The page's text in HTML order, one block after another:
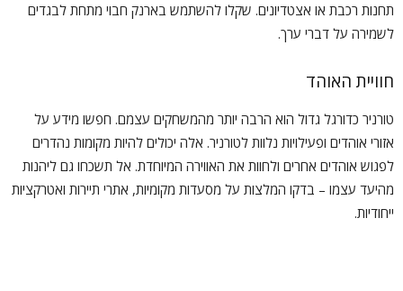
תחנות רכבת או אצטדיונים. שקלו להשתמש בארנק חבוי מתחת לבגדים
לשמירה על דברי ערך.
חוויית האוהד
טורניר כדורגל גדול הוא הרבה יותר מהמשחקים עצמם. חפשו מידע על
אזורי אוהדים ופעילויות נלוות לטורניר. אלה יכולים להיות מקומות נהדרים
לפגוש אוהדים אחרים ולחוות את האווירה המיוחדת. אל תשכחו גם ליהנות
מהיעד עצמו – בדקו המלצות על מסעדות מקומיות, אתרי תיירות ואטרקציות
ייחודיות.